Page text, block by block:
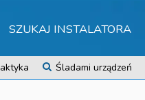
SZUKAJ INSTALATORA
Śladami urządzeń